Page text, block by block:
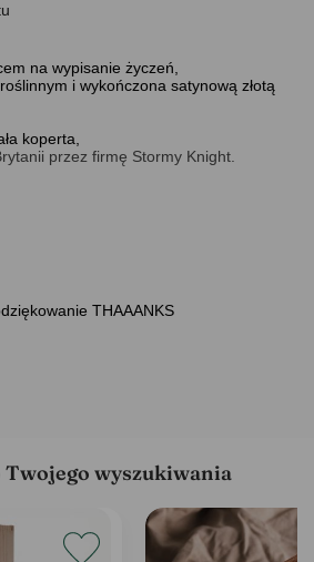
na wypisanie życzeń,
i wykończona satynową złotą
koperta,
przez firmę Stormy Knight.
THAAANKS
wyszukiwania